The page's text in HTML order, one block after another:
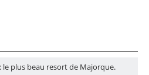
plus beau resort de Majorque.